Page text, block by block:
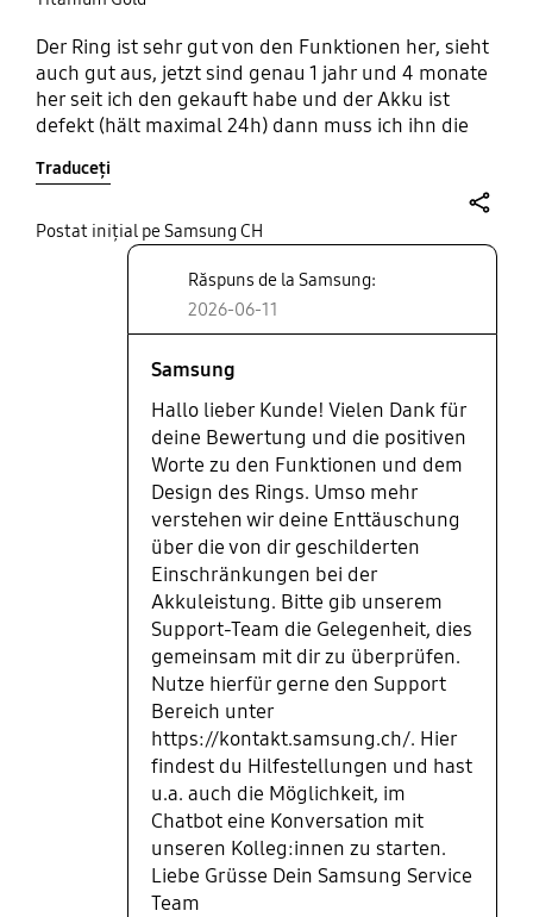
Der Ring ist sehr gut von den Funktionen her, sieht
auch gut aus, jetzt sind genau 1 jahr und 4 monate
her seit ich den gekauft habe und der Akku ist
defekt (hält maximal 24h) dann muss ich ihn die
der Akku 1 woche. Für mich kann es nicht sein das
die Garantie 12 Monate ist und genau nach dieser
Zeit gibt der Akku auf, das sieht man auch an den
anderen Bewertungen, dass ich nicht der einzige
Traduceți
Postat inițial pe Samsung CH
Răspuns de la Samsung:
2026-06-11
Samsung
Hallo lieber Kunde! Vielen Dank für
deine Bewertung und die positiven
Worte zu den Funktionen und dem
Design des Rings. Umso mehr
verstehen wir deine Enttäuschung
über die von dir geschilderten
Einschränkungen bei der
Akkuleistung. Bitte gib unserem
Support-Team die Gelegenheit, dies
gemeinsam mit dir zu überprüfen.
Nutze hierfür gerne den Support
Bereich unter
https://kontakt.samsung.ch/. Hier
findest du Hilfestellungen und hast
u.a. auch die Möglichkeit, im
Chatbot eine Konversation mit
unseren Kolleg:innen zu starten.
Liebe Grüsse Dein Samsung Service
Team